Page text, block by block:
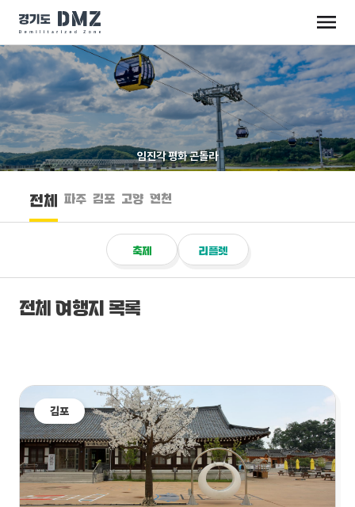
임진각 평화 곤돌라
전체 파주 김포 고양 연천
축제 리플렛
전체 여행지 목록
김포